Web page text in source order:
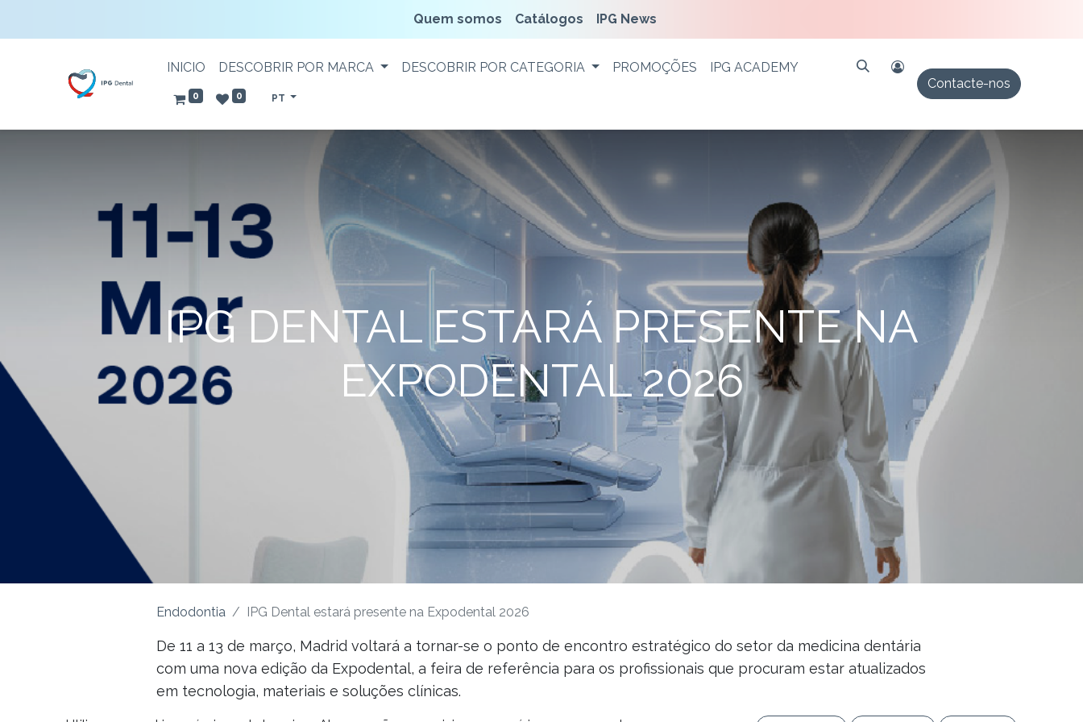
Quem somos Catálogos IPG News
INICIO DESCOBRIR POR MARCA DESCOBRIR POR CATEGORIA PROMOÇÕES IPG ACADEMY
0 0 PT
Contacte-nos
IPG DENTAL ESTARÁ PRESENTE NA
EXPODENTAL 2026
Endodontia IPG Dental estará presente na Expodental 2026
De 11 a 13 de março, Madrid voltará a tornar-se o ponto de encontro estratégico do setor da medicina dentária
com uma nova edição da Expodental, a feira de referência para os profissionais que procuram estar atualizados
em tecnologia, materiais e soluções clínicas.